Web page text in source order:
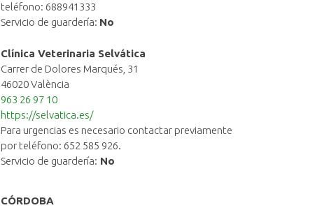
teléfono: 688941333
Servicio de guardería: No
Clínica Veterinaria Selvática
Carrer de Dolores Marqués, 31
46020 València
963 26 97 10
https://selvatica.es/
Para urgencias es necesario contactar previamente
por teléfono: 652 585 926.
Servicio de guardería: No
CÓRDOBA